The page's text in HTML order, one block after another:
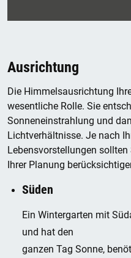
Ausrichtung
Die Himmelsausrichtung
wesentliche Rolle. Sie
Sonneneinstrahlung und
Lichtverhältnisse. Je nach
Lebensvorstellungen
Ihrer Planung
Süden
Ein Wintergarten mit
und hat den
ganzen Tag Sonne,